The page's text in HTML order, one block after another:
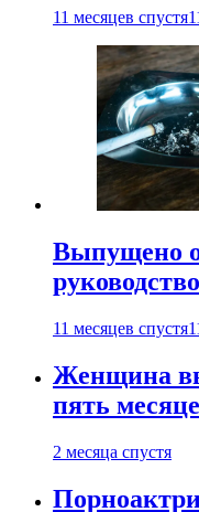
11 месяцев спустя
Выпущено
11 месяцев спустя
Женщина
пять
2 месяца спустя